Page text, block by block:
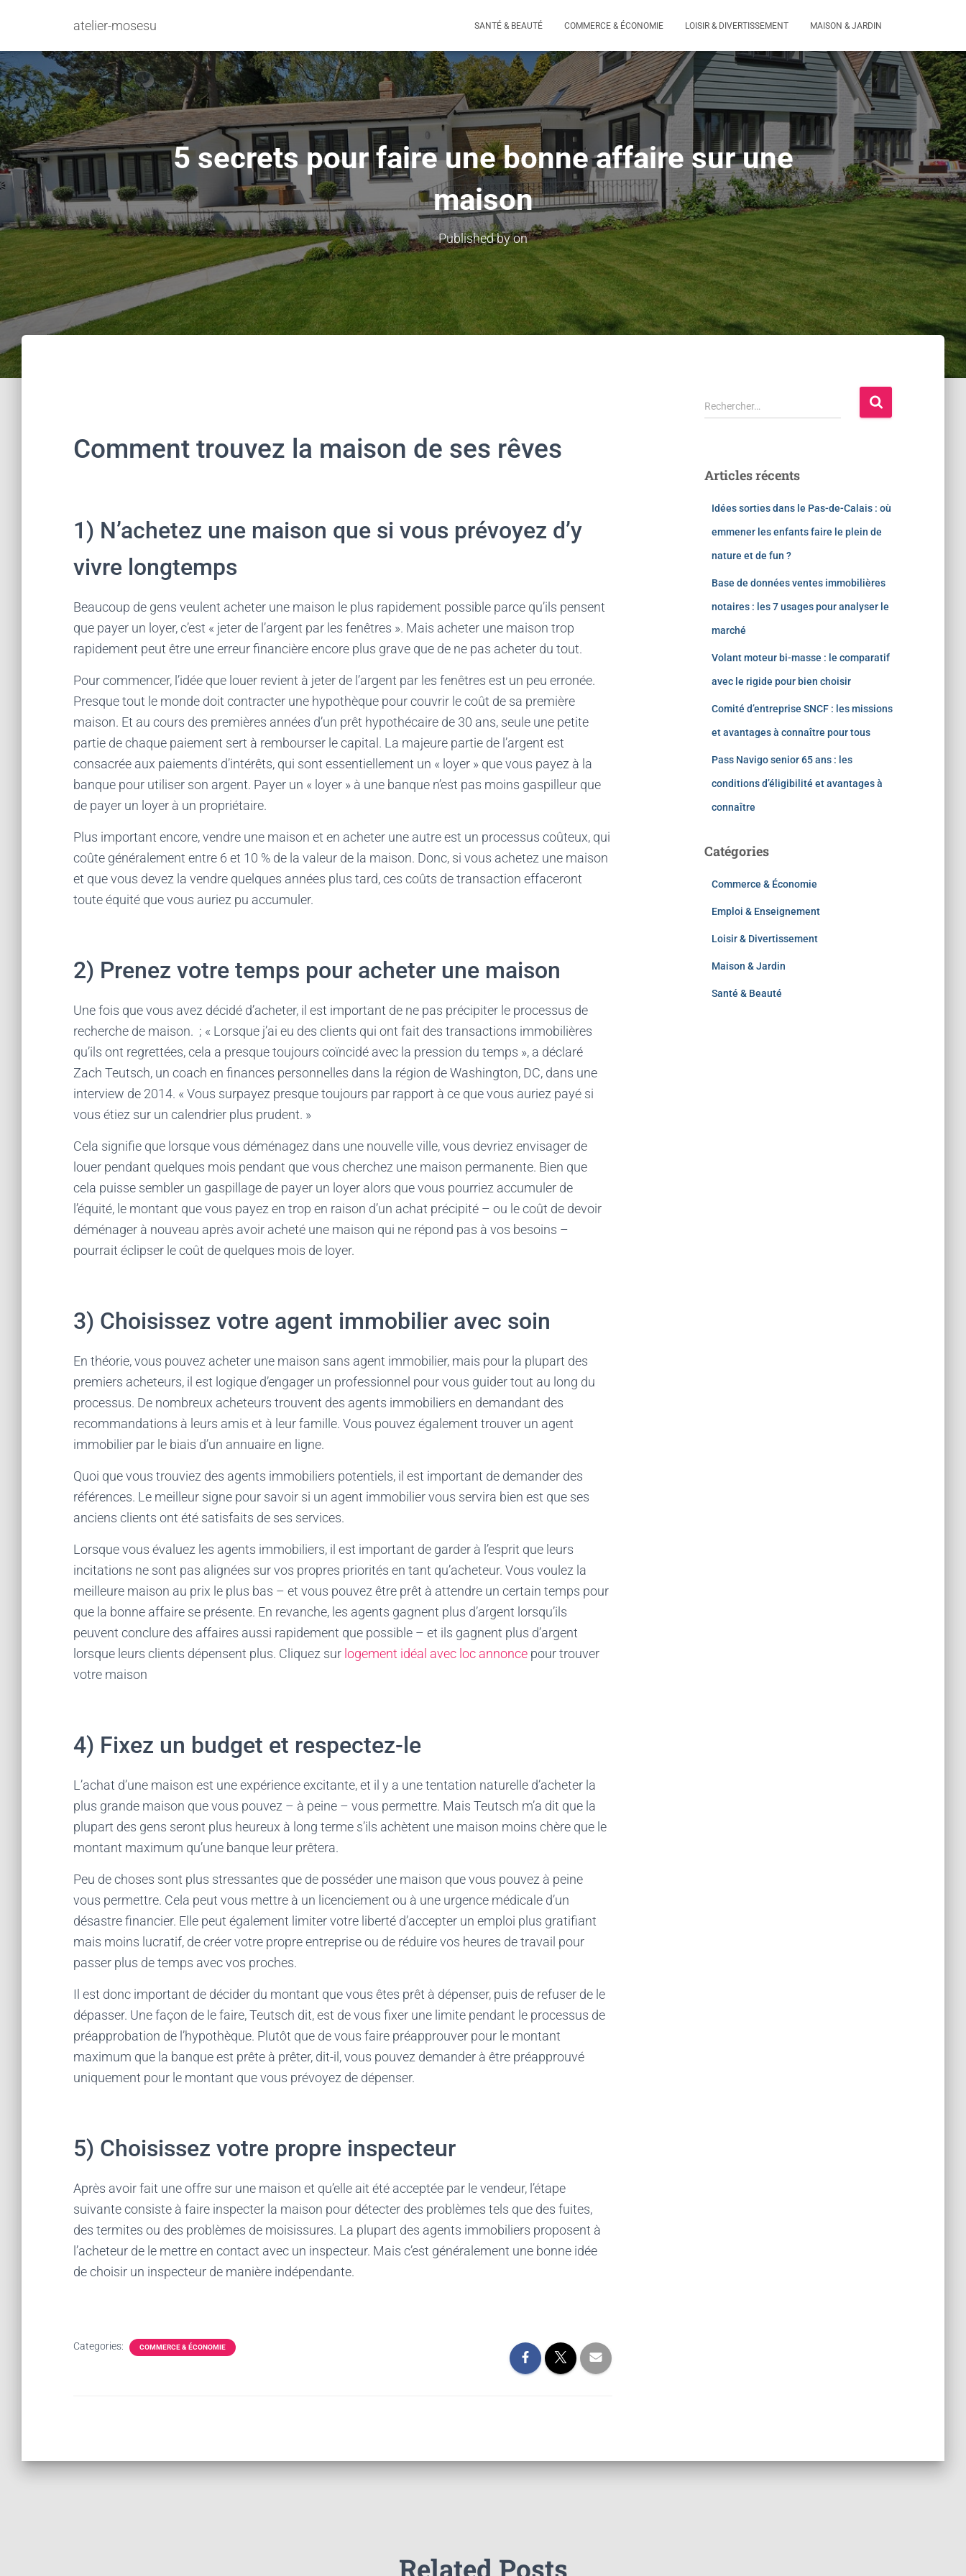
atelier-mosesu SANTÉ & BEAUTÉ COMMERCE & ÉCONOMIE LOISIR & DIVERTISSEMENT MAISON & JARDIN
5 secrets pour faire une bonne affaire sur une
maison
Published byon
Comment trouvez la maison de ses rêves
1) N’achetez une maison que si vous prévoyez d’y
vivre longtemps
Beaucoup de gens veulent acheter une maison le plus rapidement possible parce qu’ils pensent
que payer un loyer, c’est « jeter de l’argent par les fenêtres ». Mais acheter une maison trop
rapidement peut être une erreur financière encore plus grave que de ne pas acheter du tout.
Pour commencer, l’idée que louer revient à jeter de l’argent par les fenêtres est un peu erronée.
Presque tout le monde doit contracter une hypothèque pour couvrir le coût de sa première
maison. Et au cours des premières années d’un prêt hypothécaire de 30 ans, seule une petite
partie de chaque paiement sert à rembourser le capital. La majeure partie de l’argent est
consacrée aux paiements d’intérêts, qui sont essentiellement un « loyer » que vous payez à la
banque pour utiliser son argent. Payer un « loyer » à une banque n’est pas moins gaspilleur que
de payer un loyer à un propriétaire.
Plus important encore, vendre une maison et en acheter une autre est un processus coûteux, qui
coûte généralement entre 6 et 10 % de la valeur de la maison. Donc, si vous achetez une maison
et que vous devez la vendre quelques années plus tard, ces coûts de transaction effaceront
toute équité que vous auriez pu accumuler.
2) Prenez votre temps pour acheter une maison
Une fois que vous avez décidé d’acheter, il est important de ne pas précipiter le processus de
recherche de maison. ; « Lorsque j’ai eu des clients qui ont fait des transactions immobilières
qu’ils ont regrettées, cela a presque toujours coïncidé avec la pression du temps », a déclaré
Zach Teutsch, un coach en finances personnelles dans la région de Washington, DC, dans une
interview de 2014. « Vous surpayez presque toujours par rapport à ce que vous auriez payé si
vous étiez sur un calendrier plus prudent. »
Cela signifie que lorsque vous déménagez dans une nouvelle ville, vous devriez envisager de
louer pendant quelques mois pendant que vous cherchez une maison permanente. Bien que
cela puisse sembler un gaspillage de payer un loyer alors que vous pourriez accumuler de
l’équité, le montant que vous payez en trop en raison d’un achat précipité – ou le coût de devoir
déménager à nouveau après avoir acheté une maison qui ne répond pas à vos besoins –
pourrait éclipser le coût de quelques mois de loyer.
3) Choisissez votre agent immobilier avec soin
En théorie, vous pouvez acheter une maison sans agent immobilier, mais pour la plupart des
premiers acheteurs, il est logique d’engager un professionnel pour vous guider tout au long du
processus. De nombreux acheteurs trouvent des agents immobiliers en demandant des
recommandations à leurs amis et à leur famille. Vous pouvez également trouver un agent
immobilier par le biais d’un annuaire en ligne.
Quoi que vous trouviez des agents immobiliers potentiels, il est important de demander des
références. Le meilleur signe pour savoir si un agent immobilier vous servira bien est que ses
anciens clients ont été satisfaits de ses services.
Lorsque vous évaluez les agents immobiliers, il est important de garder à l’esprit que leurs
incitations ne sont pas alignées sur vos propres priorités en tant qu’acheteur. Vous voulez la
meilleure maison au prix le plus bas – et vous pouvez être prêt à attendre un certain temps pour
que la bonne affaire se présente. En revanche, les agents gagnent plus d’argent lorsqu’ils
peuvent conclure des affaires aussi rapidement que possible – et ils gagnent plus d’argent
lorsque leurs clients dépensent plus. Cliquez sur logement idéal avec loc annonce pour trouver
votre maison
4) Fixez un budget et respectez-le
L’achat d’une maison est une expérience excitante, et il y a une tentation naturelle d’acheter la
plus grande maison que vous pouvez – à peine – vous permettre. Mais Teutsch m’a dit que la
plupart des gens seront plus heureux à long terme s’ils achètent une maison moins chère que le
montant maximum qu’une banque leur prêtera.
Peu de choses sont plus stressantes que de posséder une maison que vous pouvez à peine
vous permettre. Cela peut vous mettre à un licenciement ou à une urgence médicale d’un
désastre financier. Elle peut également limiter votre liberté d’accepter un emploi plus gratifiant
mais moins lucratif, de créer votre propre entreprise ou de réduire vos heures de travail pour
passer plus de temps avec vos proches.
Il est donc important de décider du montant que vous êtes prêt à dépenser, puis de refuser de le
dépasser. Une façon de le faire, Teutsch dit, est de vous fixer une limite pendant le processus de
préapprobation de l’hypothèque. Plutôt que de vous faire préapprouver pour le montant
maximum que la banque est prête à prêter, dit-il, vous pouvez demander à être préapprouvé
uniquement pour le montant que vous prévoyez de dépenser.
5) Choisissez votre propre inspecteur
Après avoir fait une offre sur une maison et qu’elle ait été acceptée par le vendeur, l’étape
suivante consiste à faire inspecter la maison pour détecter des problèmes tels que des fuites,
des termites ou des problèmes de moisissures. La plupart des agents immobiliers proposent à
l’acheteur de le mettre en contact avec un inspecteur. Mais c’est généralement une bonne idée
de choisir un inspecteur de manière indépendante.
Categories: COMMERCE & ÉCONOMIE
Rechercher…
Articles récents
Idées sorties dans le Pas-de-Calais : où
emmener les enfants faire le plein de
nature et de fun ?
Base de données ventes immobilières
notaires : les 7 usages pour analyser le
marché
Volant moteur bi-masse : le comparatif
avec le rigide pour bien choisir
Comité d’entreprise SNCF : les missions
et avantages à connaître pour tous
Pass Navigo senior 65 ans : les
conditions d’éligibilité et avantages à
connaître
Catégories
Commerce & Économie
Emploi & Enseignement
Loisir & Divertissement
Maison & Jardin
Santé & Beauté
Related Posts